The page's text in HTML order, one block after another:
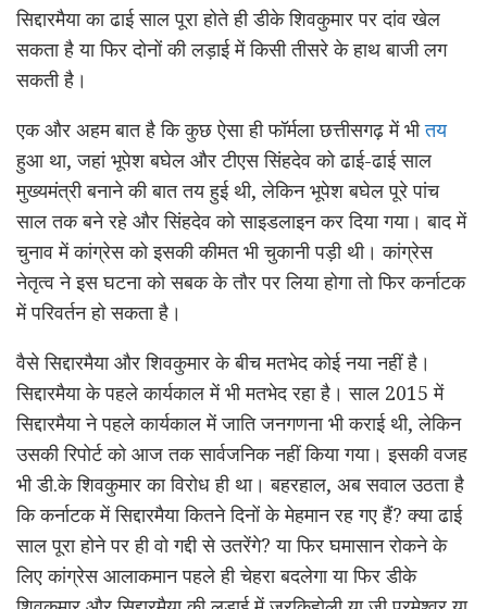
सिद्दारमैया का ढाई साल पूरा होते ही डीके शिवकुमार पर दांव खेल
सकता है या फिर दोनों की लड़ाई में किसी तीसरे के हाथ बाजी लग
सकती है।
एक और अहम बात है कि कुछ ऐसा ही फॉर्मला छत्तीसगढ़ में भीतय
हुआ था, जहां भूपेश बघेल और टीएस सिंहदेव को ढाई-ढाई साल
मुख्यमंत्री बनाने की बात तय हुई थी, लेकिन भूपेश बघेल पूरे पांच
साल तक बने रहे और सिंहदेव को साइडलाइन कर दिया गया। बाद में
चुनाव में कांग्रेस को इसकी कीमत भी चुकानी पड़ी थी। कांग्रेस
नेतृत्व ने इस घटना को सबक के तौर पर लिया होगा तो फिर कर्नाटक
में परिवर्तन हो सकता है।
वैसे सिद्दारमैया और शिवकुमार के बीच मतभेद कोई नया नहीं है।
सिद्दारमैया के पहले कार्यकाल में भी मतभेद रहा है। साल 2015 में
सिद्दारमैया ने पहले कार्यकाल में जाति जनगणना भी कराई थी, लेकिन
उसकी रिपोर्ट को आज तक सार्वजनिक नहीं किया गया। इसकी वजह
भी डी.के शिवकुमार का विरोध ही था। बहरहाल, अब सवाल उठता है
कि कर्नाटक में सिद्दारमैया कितने दिनों के मेहमान रह गए हैं? क्या ढाई
साल पूरा होने पर ही वो गद्दी से उतरेंगे? या फिर घमासान रोकने के
लिए कांग्रेस आलाकमान पहले ही चेहरा बदलेगा या फिर डीके